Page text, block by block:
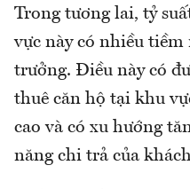
Trong tương lai, tỷ
vực này có nhiều tiềm
trưởng. Điều này có
thuê căn hộ tại khu
cao và có xu hướng
năng chi trả của